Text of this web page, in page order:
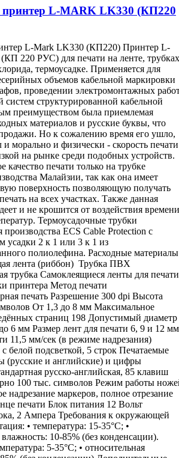
L-MARK LK330 (КП220
L-Mark LK330 (КП220) Принтер L-
220 РУС) для печати на ленте, трубках
термоусадке. Применяется для
объемов кабельной маркировки
проведении электромонтажных
структурированной кабельной
преимуществом была приемлемая
материалов и русские буквы, что
Но к сожалению время его ушло,
и морально и физически - скорость печати
на рынке среди подобных устройств.
качество печати только на трубке
Малайзии, так как она имеет
поверхность позволяющую получать
на всех участках. Также данная
и не крошится от воздействия времени
Термоусадочные трубки
производства ECS Cable Protection с
усадки 2 к 1 или 3 к 1 из
полиолефина. Расходные
(риббон) Трубка ПВХ
трубка Самоклеящиеся ленты для печати
принтера Метод печати
печать Разрешение 300 dpi Высота
От 1,3 до 8 мм Максимальное
страниц 198 Допустимый диаметр
6 мм Размер лент для печати 6, 9 и 12 мм
11,5 мм/сек (в режиме надрезания)
белой подсветкой, 5 строк Печатаемые
(русские и английские) и цифры
русско-английская, 85 клавиш
100 тыс. символов Режим работы
надрезание маркеров, полное отрезание
печати Блок питания 12 Вольт
2 Ампера Требования к окружающей
• температура: 15-35°C; •
влажность: 10-85% (без конденсации).
5-35°C; • относительная